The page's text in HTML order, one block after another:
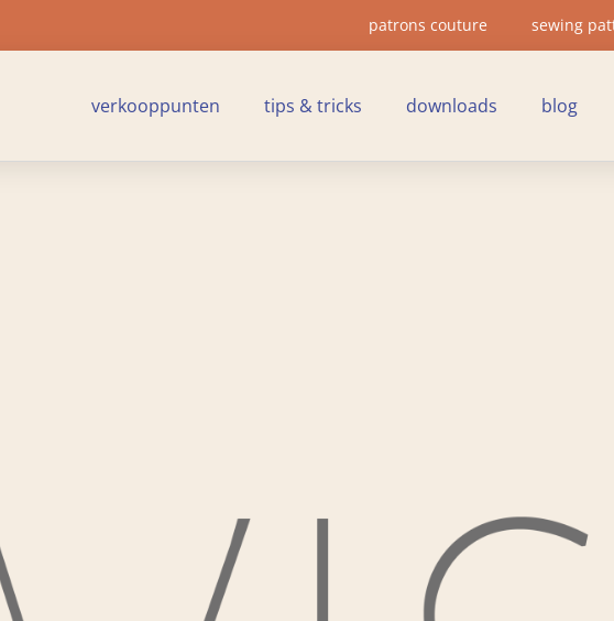
patrons couture sewing
verkooppunten tips & tricks downloads blog